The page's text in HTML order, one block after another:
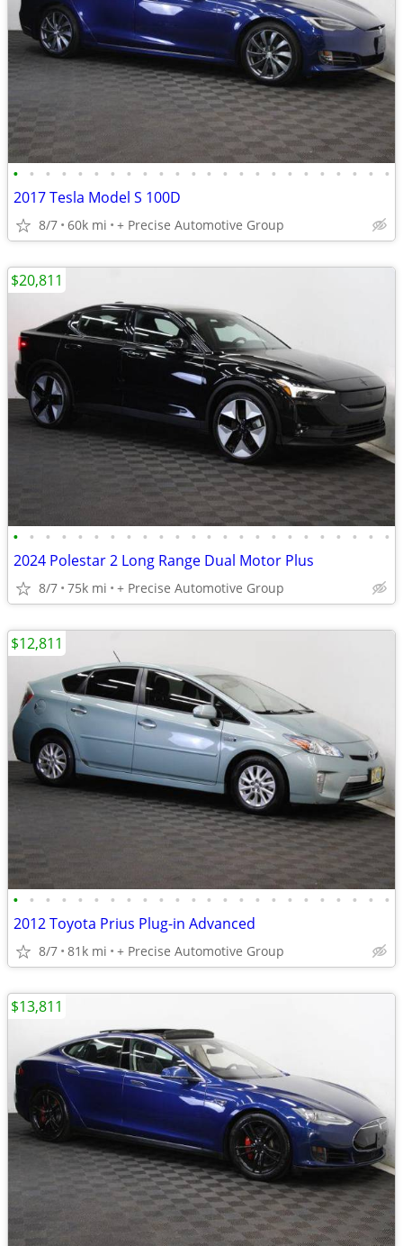
• • • • • • • • • • • • • • • • • • • • • • • •
2017 Tesla Model S 100D
8/7 60k mi + Precise Automotive Group
• • • • • • • • • • • • • • • • • • • • • • • •
2024 Polestar 2 Long Range Dual Motor Plus
8/7 75k mi + Precise Automotive Group
$20,811
• • • • • • • • • • • • • • • • • • • • • • • •
2012 Toyota Prius Plug-in Advanced
8/7 81k mi + Precise Automotive Group
$12,811
$13,811